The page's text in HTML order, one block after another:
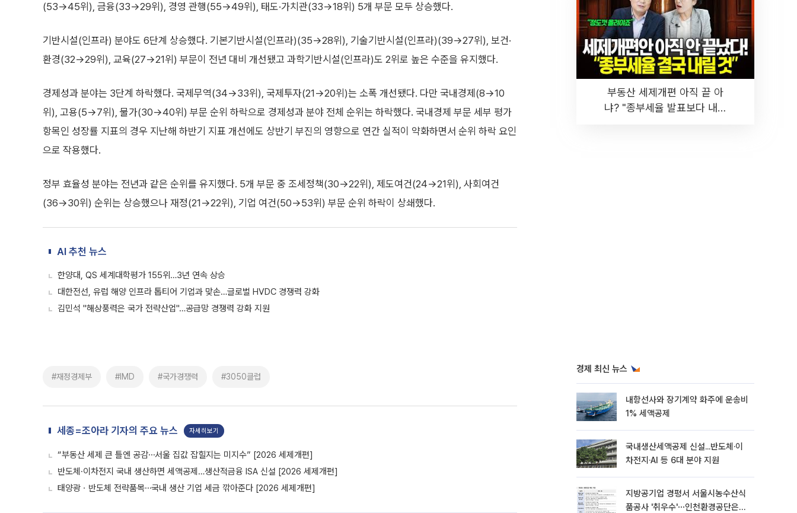
(53→45위), 금융(33→29위), 경영 관행(55→49위), 태도·가치관(33→18위) 5개 부문 모두 상승했다.
기반시설(인프라) 분야도 6단계 상승했다. 기본기반시설(인프라)(35→28위), 기술기반시설(인프라)(39→27위), 보건·
환경(32→29위), 교육(27→21위) 부문이 전년 대비 개선됐고 과학기반시설(인프라)도 2위로 높은 수준을 유지했다.
경제성과 분야는 3단계 하락했다. 국제무역(34→33위), 국제투자(21→20위)는 소폭 개선됐다. 다만 국내경제(8→10
위), 고용(5→7위), 물가(30→40위) 부문 순위 하락으로 경제성과 분야 전체 순위는 하락했다. 국내경제 부문 세부 평가
항목인 성장률 지표의 경우 지난해 하반기 지표 개선에도 상반기 부진의 영향으로 연간 실적이 약화하면서 순위 하락 요인
으로 작용했다.
정부 효율성 분야는 전년과 같은 순위를 유지했다. 5개 부문 중 조세정책(30→22위), 제도여건(24→21위), 사회여건
(36→30위) 순위는 상승했으나 재정(21→22위), 기업 여건(50→53위) 부문 순위 하락이 상쇄했다.
AI 추천 뉴스
한양대, QS 세계대학평가 155위…3년 연속 상승
대한전선, 유럽 해양 인프라 톱티어 기업과 맞손…글로벌 HVDC 경쟁력 강화
김민석 "해상풍력은 국가 전략산업"…공급망 경쟁력 강화 지원
#재정경제부 #IMD #국가경쟁력 #3050클럽
세종=조아라 기자의 주요 뉴스 자세히보기
“부동산 세제 큰 틀엔 공감⋯서울 집값 잡힐지는 미지수” [2026 세제개편]
반도체·이차전지 국내 생산하면 세액공제…생산적금융 ISA 신설 [2026 세제개편]
태양광ㆍ반도체 전략품목⋯국내 생산 기업 세금 깎아준다 [2026 세제개편]
부동산 세제개편 아직 끝 아
냐? "종부세율 발표보다 내릴
경제 최신 뉴스
내항선사와 장기계약 화주에 운송비
1% 세액공제
국내생산세액공제 신설...반도체·이
차전지·AI 등 6대 분야 지원
지방공기업 경평서 서울시농수산식
품공사 '취우수'⋯인천환경공단은